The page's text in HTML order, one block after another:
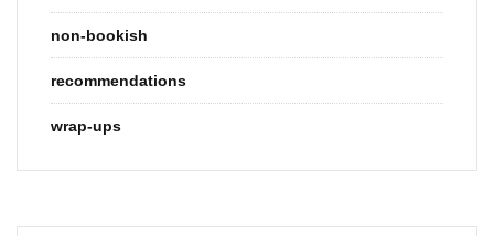
non-bookish
recommendations
wrap-ups